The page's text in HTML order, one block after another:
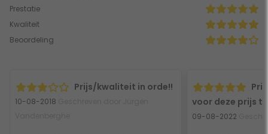
Prestatie
Kwaliteit
Beoordeling
Prijs/kwaliteit in orde!!
10-08-2018
voor deze prijs
09-08-2022